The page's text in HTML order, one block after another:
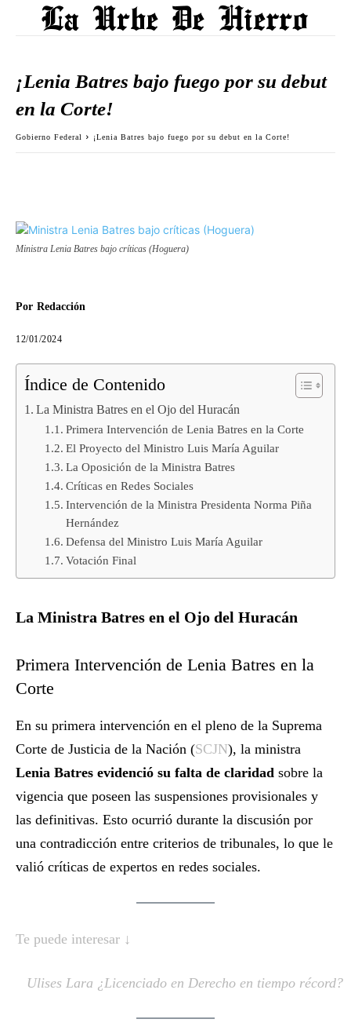
¡Lenia Batres bajo fuego por su debut
en la Corte!
Gobierno Federal ¡Lenia Batres bajo fuego por su debut en la Corte!
Ministra Lenia Batres bajo críticas (Hoguera)
Por Redacción
12/01/2024
Índice de Contenido
La Ministra Batres en el Ojo del Huracán
Primera Intervención de Lenia Batres en la Corte
El Proyecto del Ministro Luis María Aguilar
La Oposición de la Ministra Batres
Críticas en Redes Sociales
Intervención de la Ministra Presidenta Norma Piña
Hernández
Defensa del Ministro Luis María Aguilar
Votación Final
La Ministra Batres en el Ojo del Huracán
Primera Intervención de Lenia Batres en la
Corte
En su primera intervención en el pleno de la Suprema
Corte de Justicia de la Nación (SCJN), la ministra
Lenia Batres evidenció su falta de claridad sobre la
vigencia que poseen las suspensiones provisionales y
las definitivas. Esto ocurrió durante la discusión por
una contradicción entre criterios de tribunales, lo que le
valió críticas de expertos en redes sociales.
Te puede interesar ↓
Ulises Lara ¿Licenciado en Derecho en tiempo récord?